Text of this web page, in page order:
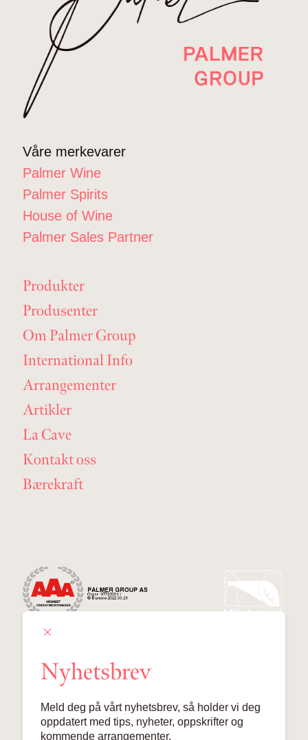
Våre merkevarer
Palmer Wine
Palmer Spirits
House of Wine
Palmer Sales Partner
Produkter
Produsenter
Om Palmer Group
International Info
Arrangementer
Artikler
La Cave
Kontakt oss
Bærekraft
Lille Grensen 7, 0159 Oslo
Nyhetsbrev
Meld deg på vårt nyhetsbrev, så holder vi deg
oppdatert med tips, nyheter, oppskrifter og
kommende arrangementer.